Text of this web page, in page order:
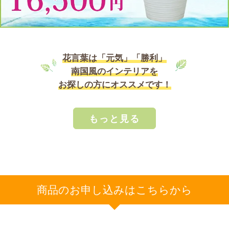
花言葉は「元気」「勝利」
南国風のインテリアを
お探しの方にオススメです！
もっと見る
商品のお申し込みはこちらから